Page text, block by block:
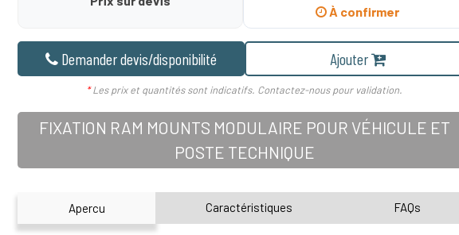
À confirmer
Demander devis/disponibilité Ajouter
*Les prix et quantités sont indicatifs. Contactez-nous pour validation.
FIXATION RAM MOUNTS MODULAIRE POUR VÉHICULE ET
POSTE TECHNIQUE
Apercu Caractéristiques FAQs